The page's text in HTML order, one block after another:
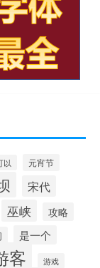
以 元宵节
宋代
巫峡 攻略
是一个
客 游戏